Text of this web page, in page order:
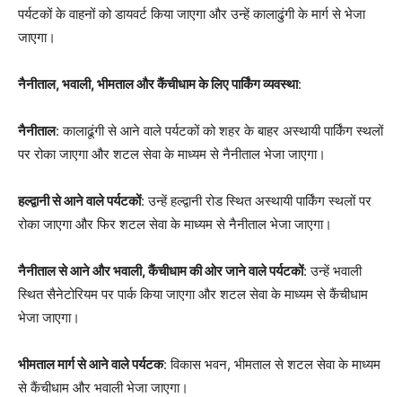
पर्यटकों के वाहनों को डायवर्ट किया जाएगा और उन्हें कालाढुंगी के मार्ग से भेजा
जाएगा।
नैनीताल, भवाली, भीमताल और कैंचीधाम के लिए पार्किंग व्यवस्था:
नैनीताल: कालाढूंगी से आने वाले पर्यटकों को शहर के बाहर अस्थायी पार्किंग स्थलों
पर रोका जाएगा और शटल सेवा के माध्यम से नैनीताल भेजा जाएगा।
हल्द्वानी से आने वाले पर्यटकों: उन्हें हल्द्वानी रोड स्थित अस्थायी पार्किंग स्थलों पर
रोका जाएगा और फिर शटल सेवा के माध्यम से नैनीताल भेजा जाएगा।
नैनीताल से आने और भवाली, कैंचीधाम की ओर जाने वाले पर्यटकों: उन्हें भवाली
स्थित सैनेटोरियम पर पार्क किया जाएगा और शटल सेवा के माध्यम से कैंचीधाम
भेजा जाएगा।
भीमताल मार्ग से आने वाले पर्यटक: विकास भवन, भीमताल से शटल सेवा के माध्यम
से कैंचीधाम और भवाली भेजा जाएगा।